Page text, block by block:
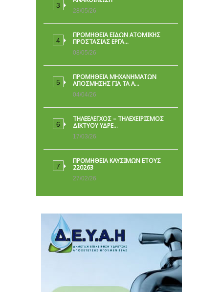
28/05/26
ΠΡΟΜΉΘΕΙΑ ΕΙΔΏΝ ΑΤΟΜΙΚΉΣ
ΠΡΟΣΤΑΣΊΑΣ ΕΡΓΑ…
08/05/26
ΠΡΟΜΗΘΕΙΑ ΜΗΧΑΝΗΜΑΤΩΝ
ΑΠΟΣΜΗΣΗΣ ΓΙΑ ΤΑ Α…
04/04/26
ΤΗΛΕΕΛΕΓΧΟΣ – ΤΗΛΕΧΕΙΡΙΣΜΟΣ
ΔΙΚΤΥΟΥ ΥΔΡΕ…
17/03/26
ΠΡΟΜΗΘΕΙΑ ΚΑΥΣΙΜΩΝ ΕΤΟΥΣ
220263
27/02/26